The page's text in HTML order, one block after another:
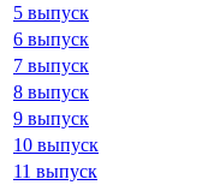
5 выпуск
6 выпуск
7 выпуск
8 выпуск
9 выпуск
10 выпуск
11 выпуск